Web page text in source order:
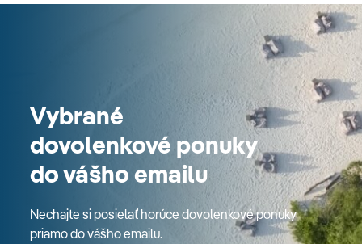
Vybrané
dovolenkové ponuky
do vášho emailu
Nechajte si posielať horúce dovolenkové ponuky
priamo do vášho emailu.